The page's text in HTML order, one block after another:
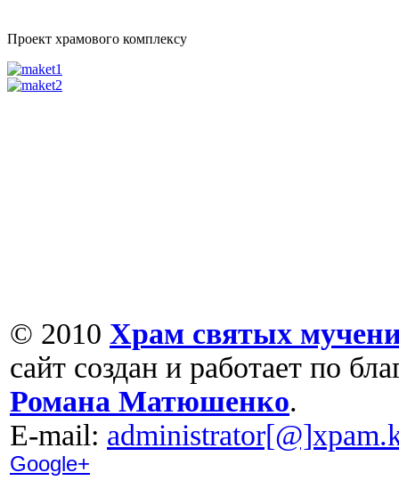
Проект храмового комплексу
© 2010 Храм святых
сайт создан и работает по
Романа Матюшенко.
Е-mail:
Google+